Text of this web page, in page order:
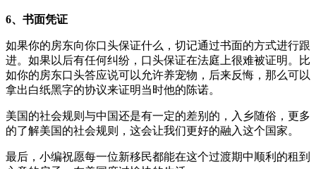
6、书面凭证
如果你的房东向你口头保证什么，切记通过书面的方式进行跟
进。如果以后有任何纠纷，口头保证在法庭上很难被证明。比
如你的房东口头答应说可以允许养宠物，后来反悔，那么可以
拿出白纸黑字的协议来证明当时他的陈诺。
美国的社会规则与中国还是有一定的差别的，入乡随俗，更多
的了解美国的社会规则，这会让我们更好的融入这个国家。
最后，小编祝愿每一位新移民都能在这个过渡期中顺利的租到